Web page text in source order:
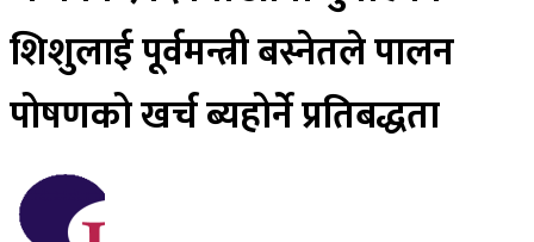
शिशुलाई पूर्वमन्त्री बस्नेतले पालन
पोषणको खर्च ब्यहोर्ने प्रतिबद्धता